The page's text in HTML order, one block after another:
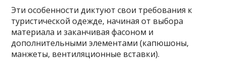
Эти особенности диктуют свои требования к
туристической одежде, начиная от выбора
материала и заканчивая фасоном и
дополнительными элементами (капюшоны,
манжеты, вентиляционные вставки).